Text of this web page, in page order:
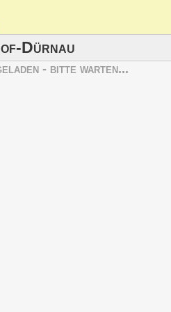
Dürnau
- bitte warten...